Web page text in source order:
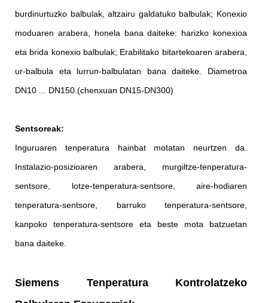
burdinurtuzko balbulak, altzairu galdatuko balbulak; Konexio
moduaren arabera, honela bana daiteke: harizko konexioa
eta brida konexio balbulak; Erabilitako bitartekoaren arabera,
ur-balbula eta lurrun-balbulatan bana daiteke. Diametroa
DN10 ... DN150.(chenxuan DN15-DN300)
Sentsoreak:
Inguruaren tenperatura hainbat motatan neurtzen da.
Instalazio-posizioaren arabera, murgiltze-tenperatura-
sentsore, lotze-tenperatura-sentsore, aire-hodiaren
tenperatura-sentsore, barruko tenperatura-sentsore,
kanpoko tenperatura-sentsore eta beste mota batzuetan
bana daiteke.
Siemens Tenperatura Kontrolatzeko